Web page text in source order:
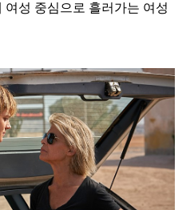
성 중심으로 흘러가는 여성